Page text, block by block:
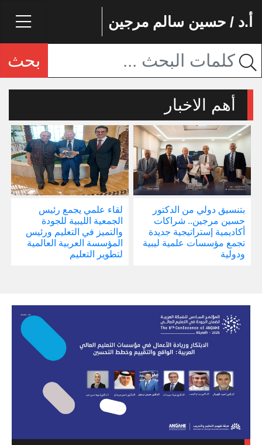
أ.د / حسين سالم مرجين
بحث
أهم الاخبار
بتنسيق دولي من الدكتور
حسين مرجين.. شراكات
أكاديمية إستراتيجية جديدة
تجمع مؤسسات علمية ليبية
ودولية
لقاء علمي يجمع رئيس
الجمعية الليبية للجودة
والتميز في التعليم ورئيس
المؤسسة العربية العالمية
لتطوير التعليم